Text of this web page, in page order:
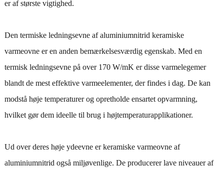
er af største vigtighed.
Den termiske ledningsevne af aluminiumnitrid keramiske
varmeovne er en anden bemærkelsesværdig egenskab. Med en
termisk ledningsevne på over 170 W/mK er disse varmelegemer
blandt de mest effektive varmeelementer, der findes i dag. De kan
modstå høje temperaturer og opretholde ensartet opvarmning,
hvilket gør dem ideelle til brug i højtemperaturapplikationer.
Ud over deres høje ydeevne er keramiske varmeovne af
aluminiumnitrid også miljøvenlige. De producerer lave niveauer af